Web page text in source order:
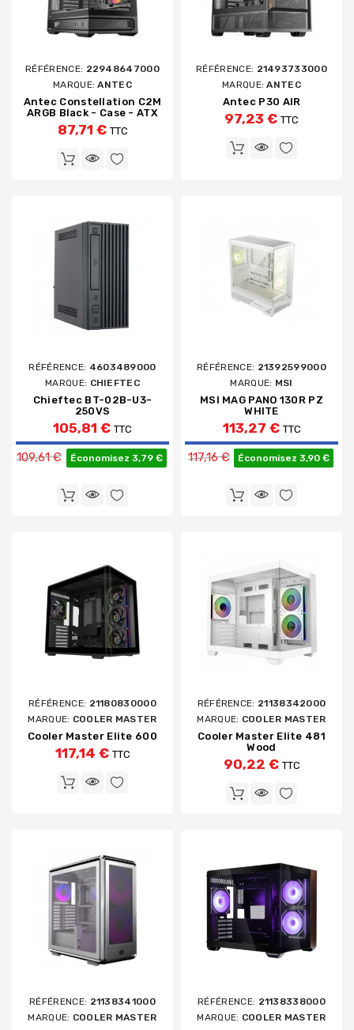
RÉFÉRENCE: 22948647000
MARQUE:ANTEC
Antec Constellation C2M
ARGB Black - Case - ATX
87,71 € TTC
RÉFÉRENCE: 21493733000
MARQUE:ANTEC
Antec P30 AIR
97,23 € TTC
RÉFÉRENCE: 4603489000
MARQUE: CHIEFTEC
Chieftec BT-02B-U3-
250VS
105,81 € TTC
Prix de base
109,61 € Économisez 3,79 €
RÉFÉRENCE: 21392599000
MARQUE: MSI
MSI MAG PANO 130R PZ
WHITE
113,27 € TTC
Prix de base
117,16 € Économisez 3,90 €
RÉFÉRENCE: 21180830000
MARQUE: COOLER MASTER
Cooler Master Elite 600
117,14 € TTC
RÉFÉRENCE: 21138342000
MARQUE: COOLER MASTER
Cooler Master Elite 481
Wood
90,22 € TTC
RÉFÉRENCE: 21138341000
MARQUE: COOLER MASTER
RÉFÉRENCE: 21138338000
MARQUE: COOLER MASTER